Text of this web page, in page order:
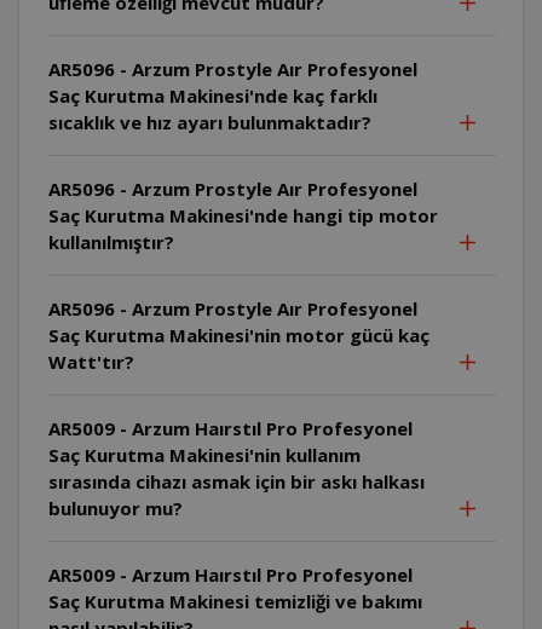
AR5096 - Arzum Prostyle Aır Profesyonel
Saç Kurutma Makinesi'nde kaç farklı
sıcaklık ve hız ayarı bulunmaktadır?
AR5096 - Arzum Prostyle Aır Profesyonel
Saç Kurutma Makinesi'nde hangi tip motor
kullanılmıştır?
AR5096 - Arzum Prostyle Aır Profesyonel
Saç Kurutma Makinesi'nin motor gücü kaç
Watt'tır?
AR5009 - Arzum Haırstıl Pro Profesyonel
Saç Kurutma Makinesi'nin kullanım
sırasında cihazı asmak için bir askı halkası
bulunuyor mu?
AR5009 - Arzum Haırstıl Pro Profesyonel
Saç Kurutma Makinesi temizliği ve bakımı